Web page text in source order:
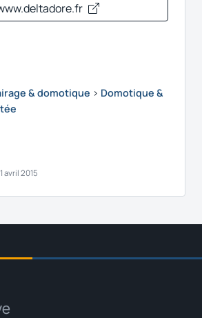
& domotique › Domotique &
avril 2015